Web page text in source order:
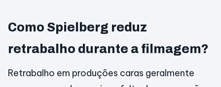
Como Spielberg reduz
retrabalho durante a filmagem?
Retrabalho em produções caras geralmente